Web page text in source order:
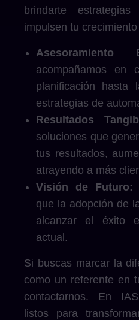
brindarte
impulsen tu
Asesoramiento
acompañamos en
planificación hasta
estrategias de
Resultados
soluciones que
tus resultados,
atrayendo a más
Visión de Futuro:
que la adopción de
alcanzar el éxito
actual.
Si buscas marcar la
como un referente en
contactarnos. En
listos para